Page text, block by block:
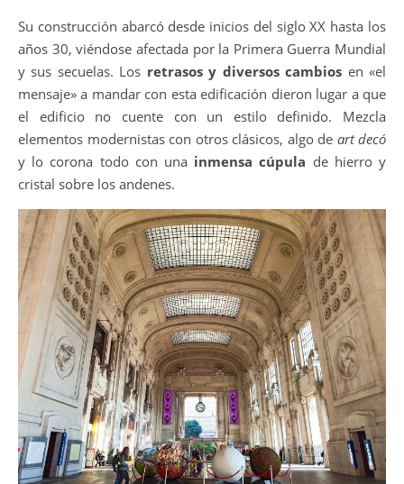
Su construcción abarcó desde inicios del siglo XX hasta los
años 30, viéndose afectada por la Primera Guerra Mundial
y sus secuelas. Los retrasos y diversos cambios en «el
mensaje» a mandar con esta edificación dieron lugar a que
el edificio no cuente con un estilo definido. Mezcla
elementos modernistas con otros clásicos, algo de art decó
y lo corona todo con una inmensa cúpula de hierro y
cristal sobre los andenes.